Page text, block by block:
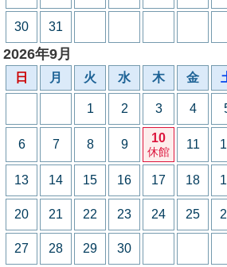
30 31
2026年9月
日 月 火 水 木 金
1 2 3 4
6 7 8 9 10
休館
11
13 14 15 16 17 18
20 21 22 23 24 25
27 28 29 30